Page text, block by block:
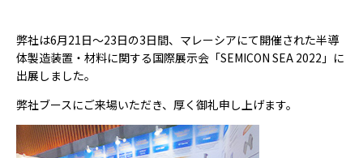
弊社は6月21日～23日の3日間、マレーシアにて開催された半導
体製造装置・材料に関する国際展示会「SEMICON SEA 2022」に
出展しました。
弊社ブースにご来場いただき、厚く御礼申し上げます。